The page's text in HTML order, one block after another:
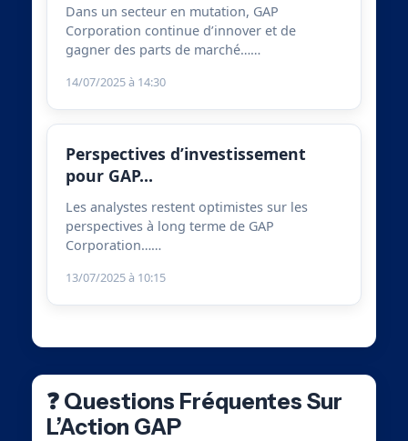
Dans un secteur en mutation, GAP
Corporation continue d’innover et de
gagner des parts de marché……
14/07/2025 à 14:30
Perspectives d’investissement
pour GAP…
Les analystes restent optimistes sur les
perspectives à long terme de GAP
Corporation……
13/07/2025 à 10:15
❓ Questions Fréquentes Sur
L’Action GAP